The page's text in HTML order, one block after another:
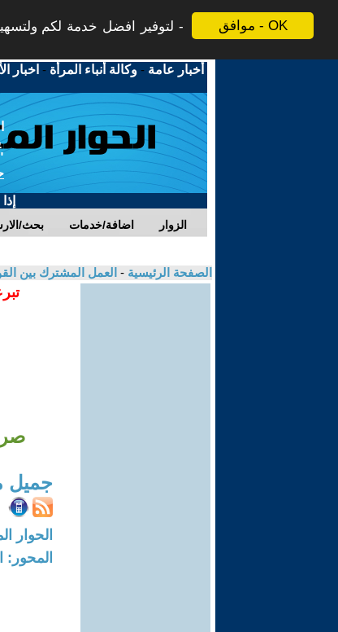
موافق - OK
لتوفير افضل خدمة لكم
أخبار عامة -وكالة أنباء المرأة - اخبار
بحث/ اضافة/خدمات الزوار
الصفحة الرئيسية - العمل المشترك بين
الحوار المتمدن-
المحور: